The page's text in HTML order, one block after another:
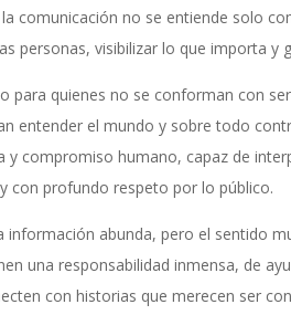
comunicación no se entiende solo
personas, visibilizar lo que importa y
para quienes no se conforman con
entender el mundo y sobre todo
y compromiso humano, capaz de
con profundo respeto por lo público.
información abunda, pero el sentido
una responsabilidad inmensa, de
con historias que merecen ser